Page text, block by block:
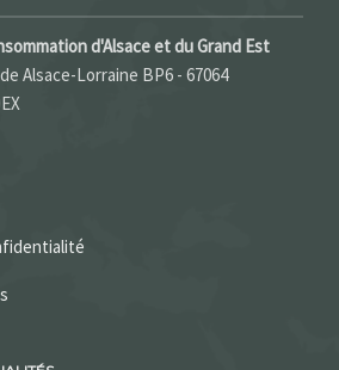
d'Alsace et du Grand Est
Alsace-Lorraine BP6 - 67064